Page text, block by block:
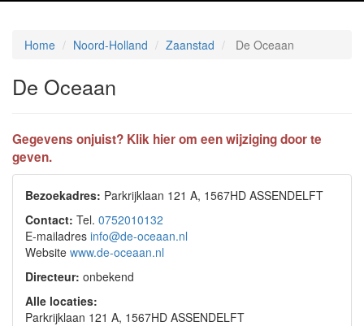
Home Noord-Holland Zaanstad De Oceaan
De Oceaan
Gegevens onjuist? Klik hier om een wijziging door te
geven.
Bezoekadres: Parkrijklaan 121 A, 1567HD ASSENDELFT
Contact: Tel. 0752010132
E-mailadres info@de-oceaan.nl
Website www.de-oceaan.nl
Directeur: onbekend
Alle locaties:
Parkrijklaan 121 A, 1567HD ASSENDELFT